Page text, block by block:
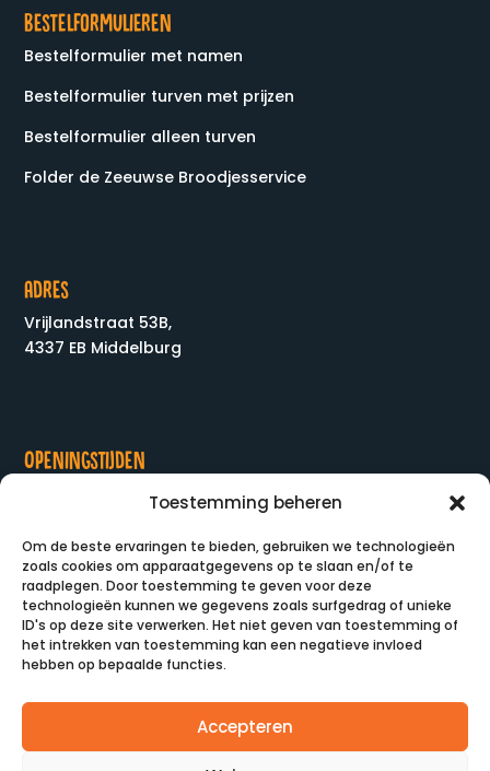
Toestemming beheren
Om de beste ervaringen te bieden, gebruiken we technologieën
zoals cookies om apparaatgegevens op te slaan en/of te
raadplegen. Door toestemming te geven voor deze
technologieën kunnen we gegevens zoals surfgedrag of unieke
ID's op deze site verwerken. Het niet geven van toestemming of
het intrekken van toestemming kan een negatieve invloed
hebben op bepaalde functies.
Accepteren
Bestelformulieren
Bestelformulier met namen
Bestelformulier turven met prijzen
Bestelformulier alleen turven
Folder de Zeeuwse Broodjesservice
Adres
Vrijlandstraat 53B,
4337 EB Middelburg
Openingstijden
09:30-15:00
Woensdag: 09:30-15:00
Donderdag:09:30-15:00
Vrijdag: 10:00-15:00
AGENDA